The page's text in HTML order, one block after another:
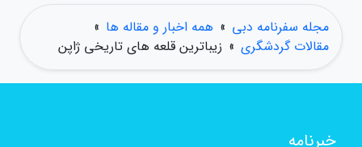
مجله سفرنامه دبی » همه اخبار و مقاله ها »
مقالات گردشگری » زیباترین قلعه های تاریخی ژاپن
خبرنامه